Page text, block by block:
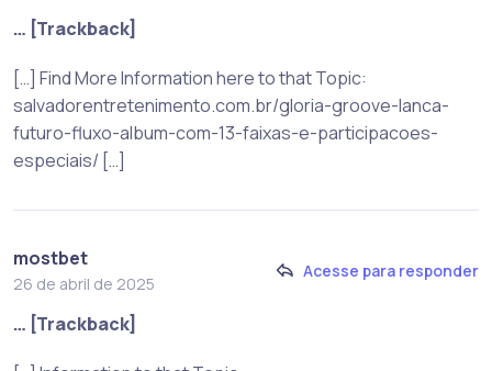
… [Trackback]
[…] Find More Information here to that Topic:
salvadorentretenimento.com.br/gloria-groove-lanca-
futuro-fluxo-album-com-13-faixas-e-participacoes-
especiais/ […]
mostbet
26 de abril de 2025
Acesse para responder
… [Trackback]